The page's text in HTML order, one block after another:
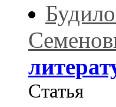
Статья